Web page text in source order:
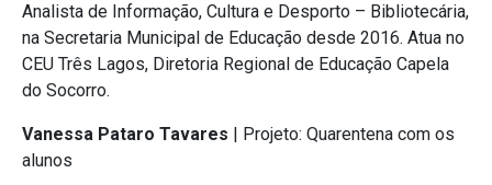
Analista de Informação, Cultura e Desporto – Bibliotecária,
na Secretaria Municipal de Educação desde 2016. Atua no
CEU Três Lagos, Diretoria Regional de Educação Capela
do Socorro.
Vanessa Pataro Tavares | Projeto: Quarentena com os
alunos